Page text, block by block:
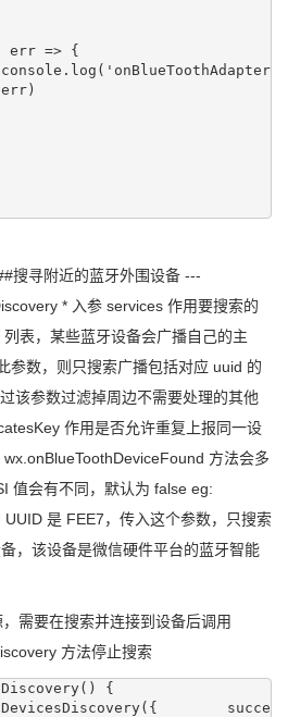
{
搜寻附近的蓝牙外围设备 ---
* 入参 services 作用要搜索的
表，某些蓝牙设备会广播自己的主
参数，则只搜索广播包括对应 uuid 的
该参数过滤掉周边不需要处理的其他
作用是否允许重复上报同一设
方法会多
值会有不同，默认为 false eg:
是 FEE7，传入这个参数，只搜索
，该设备是微信硬件平台的蓝牙智能
需要在搜索并连接到设备后调用
方法停止搜索
{
succe